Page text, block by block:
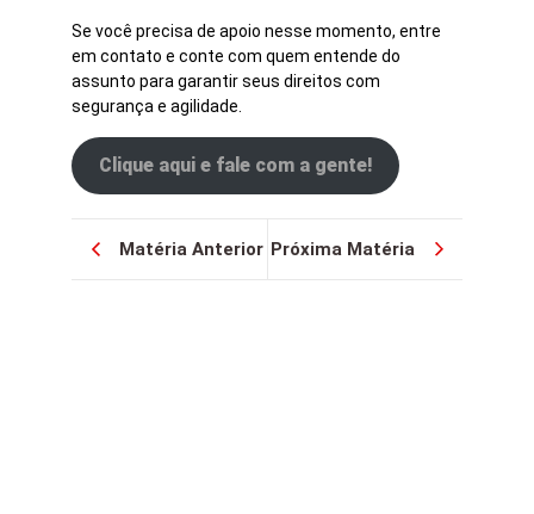
Se você precisa de apoio nesse momento, entre
em contato e conte com quem entende do
assunto para garantir seus direitos com
segurança e agilidade.
Clique aqui e fale com a gente!
Matéria Anterior Próxima Matéria